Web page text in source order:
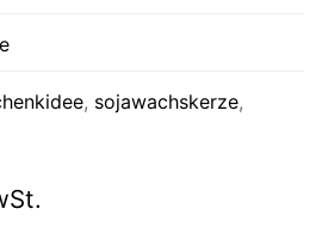
, sojawachskerze,